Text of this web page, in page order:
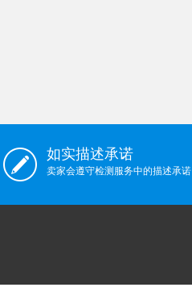
如实描述承诺
卖家会遵守检测服务中的描述承诺